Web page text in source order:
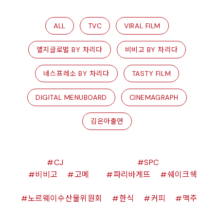
ALL TVC VIRAL FILM
엘지글로벌 BY 차리다 비비고 BY 차리다
네스프레소 BY 차리다 TASTY FILM
DIGITAL MENUBOARD CINEMAGRAPH
김은아출연
CJ
비비고
고메
SPC
파리바게뜨
쉐이크쉑
노르웨이수산물위원회 한식 커피 맥주